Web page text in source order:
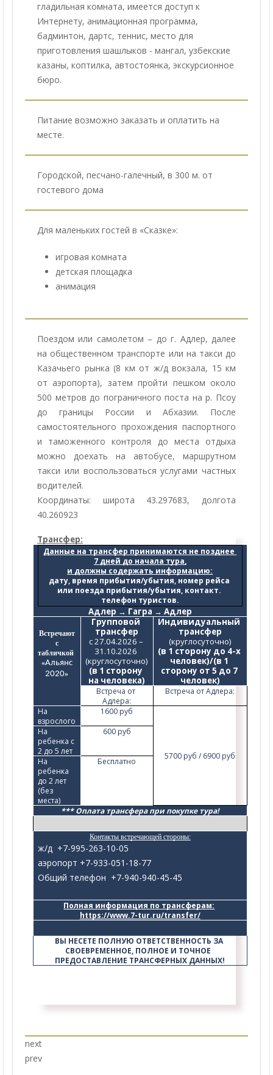
гладильная комната, имеется доступ к
Интернету, анимационная программа,
бадминтон, дартс, теннис, место для
приготовления шашлыков - мангал, узбекские
казаны, коптилка, автостоянка, экскурсионное
бюро.
Питание возможно заказать и оплатить на
месте.
Городской, песчано-галечный, в 300 м. от
гостевого дома
Для маленьких гостей в «Сказке»:
игровая комната
детская площадка
анимация
Поездом или самолетом – до г. Адлер, далее
на общественном транспорте или на такси до
Казачьего рынка (8 км от ж/д вокзала, 15 км
от аэропорта), затем пройти пешком около
500 метров до пограничного поста на р. Псоу
до границы России и Абхазии. После
самостоятельного прохождения паспортного
и таможенного контроля до места отдыха
можно доехать на автобусе, маршрутном
такси или воспользоваться услугами частных
водителей.
Координаты: широта 43.297683, долгота
40.260923
Трансфер:
Данные на трансфер принимаются не позднее
7 дней до начала тура,
и должны содержать информацию:
дату, время прибытия/убытия, номер рейса
или поезда прибытия/убытия, контакт.
телефон туристов.
Адлер → Гагра → Адлер
Встречают
с
табличкой
«Альянс
2020»
Групповой
трансфер
с 27.04.2026 –
31.10.2026
(круглосуточно)
(в 1 сторону
на человека)
Индивидуальный
трансфер
(круглосуточно)
(в 1 сторону до 4-х
человек)/(в 1
сторону от 5 до 7
человек)
Встреча от
Адлера:
Встреча от Адлера:
На
взрослого
1600 руб
5700 руб / 6900 руб
На
ребенка с
2 до 5 лет
600 руб
На
ребенка
до 2 лет
(без
места)
Бесплатно
*** Оплата трансфера при покупке тура!
Контакты встречающей стороны:
ж/д +7-995-263-10-05
аэропорт +7-933-051-18-77
Общий телефон +7-940-940-45-45
Полная информация по трансферам:
https://www.7-tur.ru/transfer/
ВЫ НЕСЕТЕ ПОЛНУЮ ОТВЕТСТВЕННОСТЬ ЗА
СВОЕВРЕМЕННОЕ, ПОЛНОЕ И ТОЧНОЕ
ПРЕДОСТАВЛЕНИЕ ТРАНСФЕРНЫХ ДАННЫХ!
next
prev